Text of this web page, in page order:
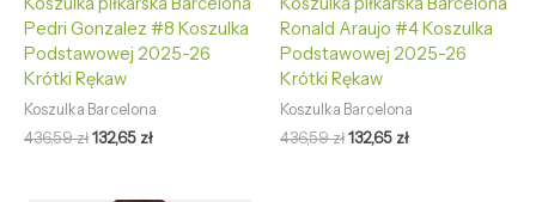
Pedri Gonzalez #8 Koszulka
Podstawowej 2025-26
Krótki Rękaw
Koszulka Barcelona
436,59zł132,65 zł
Ronald Araujo #4 Koszulka
Podstawowej 2025-26
Krótki Rękaw
Koszulka Barcelona
436,59zł132,65 zł